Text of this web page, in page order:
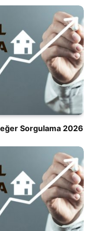
Sorgulama 2026